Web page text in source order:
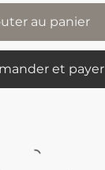
au panier
et payer